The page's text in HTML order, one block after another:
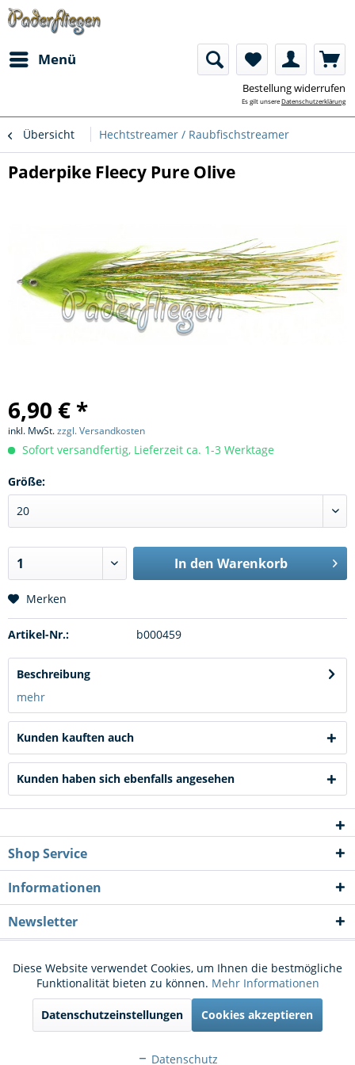
Menü
Bestellung widerrufen
Es gilt unsereDatenschutzerklärung
Übersicht Hechtstreamer / Raubfischstreamer
Paderpike Fleecy Pure Olive
6,90 € *
inkl. MwSt.zzgl. Versandkosten
Sofort versandfertig, Lieferzeit ca. 1-3 Werktage
Größe:
In den Warenkorb
Merken
Artikel-Nr.: b000459
Beschreibung
mehr
Kunden kauften auch
Kunden haben sich ebenfalls angesehen
Shop Service
Informationen
Newsletter
* Alle Preise inkl. gesetzl. Mehrwertsteuer zzgl.Versandkostenund ggf.
Nachnahmegebühren, wenn nicht anders beschrieben
Cookie-Einstellungen
Kontakt
Funktionale Aktiv
Marketing Aktiv
Diese Website verwendet Cookies, um Ihnen die bestmögliche
Funktionalität bieten zu können. Mehr Informationen
Datenschutzeinstellungen Cookies akzeptieren
Datenschutz